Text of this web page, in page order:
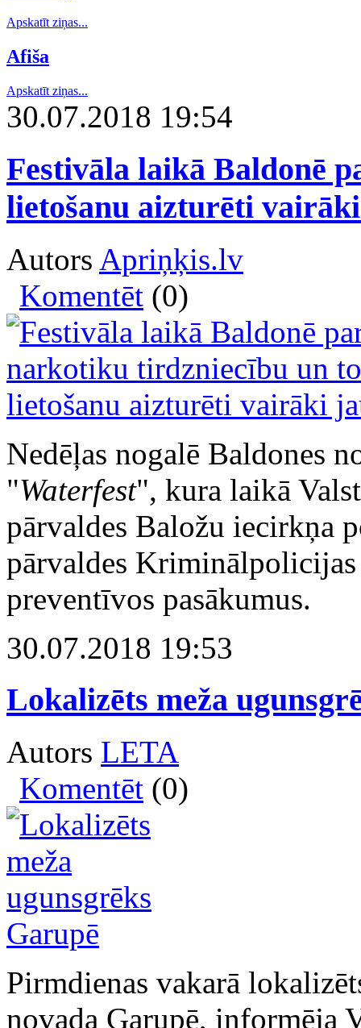
Apskatīt ziņas...
Afiša
Apskatīt ziņas...
30.07.2018 19:54
Festivāla laikā Baldonē
lietošanu aizturēti
Autors Apriņķis.lv
Komentēt (0)
Nedēļas nogalē Baldones
"Waterfest", kura laikā
pārvaldes Baložu iecirkņa
pārvaldes
preventīvos pasākumus.
30.07.2018 19:53
Lokalizēts meža
Autors LETA
Komentēt (0)
Pirmdienas vakarā
novada Garupē, informēja